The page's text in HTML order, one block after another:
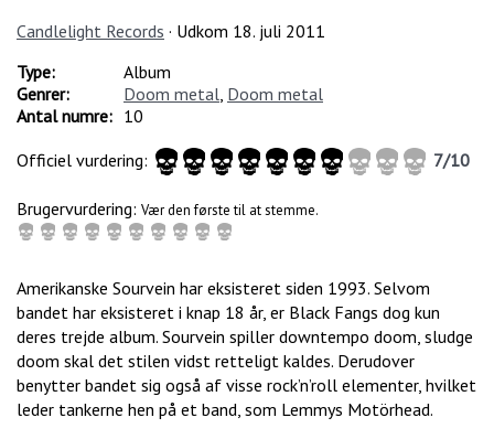
Candlelight Records · Udkom 18. juli 2011
Type:
Album
Genrer:
Doom metal Doom metal
Antal numre: 10
Officiel vurdering:
7/10
Brugervurdering: Vær den første til at stemme.
Amerikanske Sourvein har eksisteret siden 1993. Selvom
bandet har eksisteret i knap 18 år, er Black Fangs dog kun
deres trejde album. Sourvein spiller downtempo doom, sludge
doom skal det stilen vidst retteligt kaldes. Derudover
benytter bandet sig også af visse rock’n’roll elementer, hvilket
leder tankerne hen på et band, som Lemmys Motörhead.